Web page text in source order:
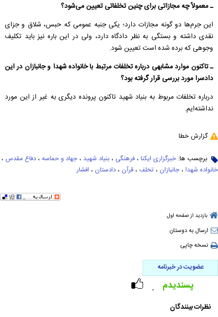
ـ معمولاً چه مجازاتی برای چنین تخلفاتی تعیین می‌شود؟
این جرم‌ها دو گونه مجازات دارد؛ یکی جنبه عمومی که حبس،‌ شلاق و جزای
نقدی داشته و بستگی به نظر دادگاه دارد، ولی در این باره نیز باید تکلیف
وجوهی که برده شده است تعیین شود.
ـ تاکنون موارد مشابهی درباره تخلفات مرتبط با خانواده شهدا و جانبازان در این
دادسرا مورد بررسی قرار گرفته بود؟
درباره تخلفات مربوط به بنیاد شهید تاکنون پرونده دیگری به غیر از این مورد
نداشته‌ایم.
گزارش خطا
برچسب ها: خبرگزاری ایکنا ، فرهنگی ، بنیاد شهید ، جهاد و حماسه ، دفاع مقدس ،
خانواده شهدا ، جانبازان ، تخلف ، قرآن ، دادستان ، افشار
بازدید از صفحه اول
ارسال به دوستان
نسخه چاپی
عضویت در خبرنامه
۰ پسندیدم
نظرات بینندگان